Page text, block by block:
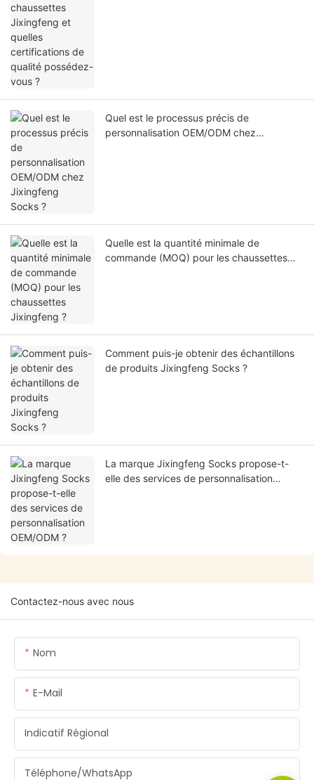
Quel est le processus précis de
personnalisation OEM/ODM chez
Quelle est la quantité minimale de
commande (MOQ) pour les chaussettes
Comment puis-je obtenir des échantillons
de produits Jixingfeng Socks ?
La marque Jixingfeng Socks propose-t-
elle des services de personnalisation
Contactez-nous avec nous
Nom
E-Mail
Indicatif Régional
Téléphone/WhatsApp